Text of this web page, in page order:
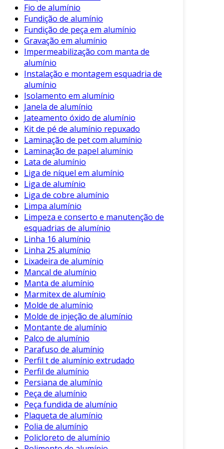
utilizando uma ferramenta específica,
conhecida como rebiteira, de modo a
garantir a fixação.
Essa sequência de instalação não só facilita o
processo como também assegura um encaixe
seguro e adequado.
Considerações Finais
Além dos benefícios mencionados, é essencial
considerar a escolha correta do tipo de rebite
para cada aplicação. Dependendo das condições
a que a estrutura estará exposta, pode-se
optar por acabamentos especiais ou diferentes
ligas de alumínio. Portanto, a consulta a um
especialista é recomendada em casos de
dúvidas.
Em suma, os rebites de alumínio são uma
solução eficaz para segmentos industriais que
buscam resistência, durabilidade e leveza.
Essenciais em diversas aplicações, esses
fixadores demonstram como a simplicidade
pode ser aliada à inovação na fabricação.
Conclusão
Os rebites de alumínio destacam-se como uma
das opções mais eficientes de fixação no
mercado industrial. A combinação de leveza,
resistência e custo-benefício torna esses
componentes indispensáveis em várias
aplicações.
Assim, considerar o uso de rebites de alumínio
pode ser um diferencial significativo para
empresas que buscam otimizar suas operações
sem comprometer a qualidade. Com uma
Fio de alumínio
Fundição de alumínio
Fundição de peça em alumínio
Gravação em alumínio
Impermeabilização com manta de
alumínio
Instalação e montagem esquadria de
alumínio
Isolamento em alumínio
Janela de alumínio
Jateamento óxido de alumínio
Kit de pé de alumínio repuxado
Laminação de pet com alumínio
Laminação de papel alumínio
Lata de alumínio
Liga de níquel em alumínio
Liga de alumínio
Liga de cobre alumínio
Limpa alumínio
Limpeza e conserto e manutenção de
esquadrias de alumínio
Linha 16 alumínio
Linha 25 alumínio
Lixadeira de alumínio
Mancal de alumínio
Manta de alumínio
Marmitex de alumínio
Molde de alumínio
Molde de injeção de alumínio
Montante de alumínio
Palco de alumínio
Parafuso de alumínio
Perfil t de alumínio extrudado
Perfil de alumínio
Persiana de alumínio
Peça de alumínio
Peça fundida de alumínio
Plaqueta de alumínio
Polia de alumínio
Policloreto de alumínio